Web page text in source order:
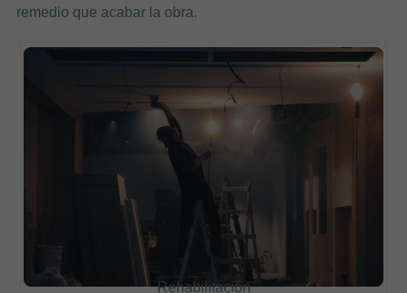
remedio que acabar la obra.
Rehabilitación